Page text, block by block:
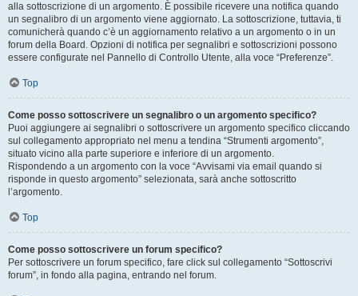
alla sottoscrizione di un argomento. È possibile ricevere una notifica quando
un segnalibro di un argomento viene aggiornato. La sottoscrizione, tuttavia, ti
comunicherà quando c’è un aggiornamento relativo a un argomento o in un
forum della Board. Opzioni di notifica per segnalibri e sottoscrizioni possono
essere configurate nel Pannello di Controllo Utente, alla voce “Preferenze”.
Top
Come posso sottoscrivere un segnalibro o un argomento specifico?
Puoi aggiungere ai segnalibri o sottoscrivere un argomento specifico cliccando
sul collegamento appropriato nel menu a tendina “Strumenti argomento”,
situato vicino alla parte superiore e inferiore di un argomento.
Rispondendo a un argomento con la voce “Avvisami via email quando si
risponde in questo argomento” selezionata, sarà anche sottoscritto
l’argomento.
Top
Come posso sottoscrivere un forum specifico?
Per sottoscrivere un forum specifico, fare click sul collegamento “Sottoscrivi
forum”, in fondo alla pagina, entrando nel forum.